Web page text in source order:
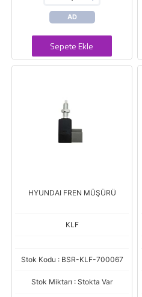
AD
Sepete Ekle
HYUNDAI FREN MÜŞÜRÜ
KLF
Stok Kodu : BSR-KLF-700067
Stok Miktarı : Stokta Var